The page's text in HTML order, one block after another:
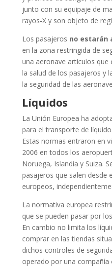
junto con su equipaje de
rayos-X y son objeto de
Los pasajeros no estarán
en la zona restringida de
una aeronave artículos
la salud de los pasajeros y
la seguridad de las
Líquidos
La Unión Europea ha
para el transporte de
Estas normas entraron en
2006 en todos los
Noruega, Islandia y Suiza.
pasajeros que salen desde
europeos,
La normativa europea
que se pueden pasar por
En cambio no limita los
comprar en las tiendas
dichos controles de
operado por una compañía